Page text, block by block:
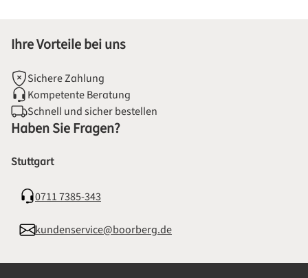
Ihre Vorteile bei uns
Sichere Zahlung
Kompetente Beratung
Schnell und sicher bestellen
Haben Sie Fragen?
Stuttgart
0711 7385-343
kundenservice@boorberg.de